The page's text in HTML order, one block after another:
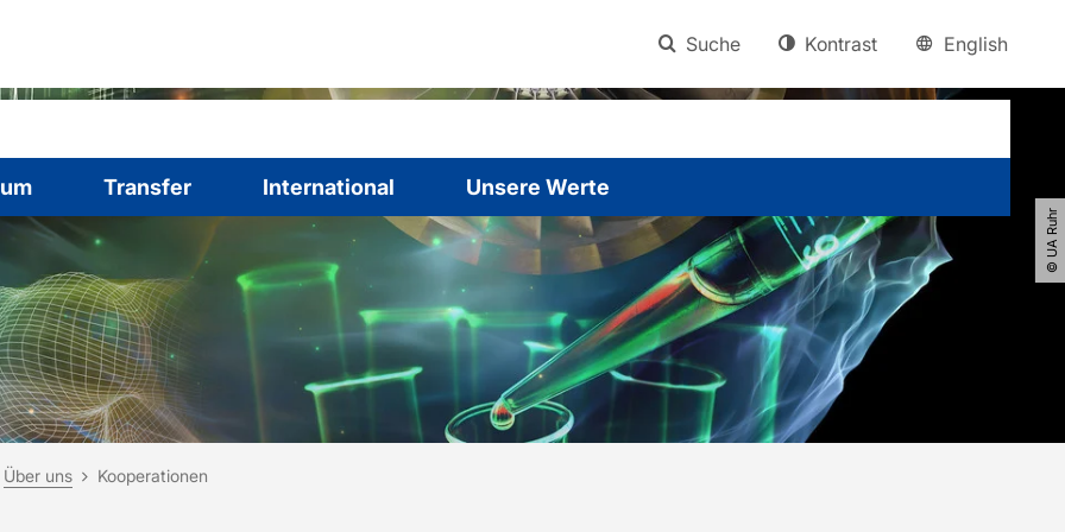
Suche Kontrast English
Transfer International Unsere Werte
© UA Ruhr
hier:
Über uns Kooperationen